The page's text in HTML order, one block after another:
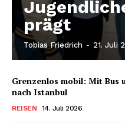
prägt
Tobias Friedrich - 21. Juli
Grenzenlos mobil: Mit Bus
nach Istanbul
REISEN 14. Juli 2026